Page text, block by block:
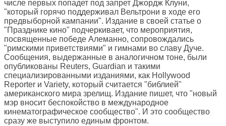
числе первых попадет под запрет Джордж Клуни,
"который горячо поддерживал Вельтрони в ходе его
предвыборной кампании". Издание в своей статье о
"Празднике кино" подчеркивает, что мероприятия,
посвященные победе Алеманно, сопровождались
"римскими приветствиями" и гимнами во славу Дуче.
Сообщения, выдержанные в аналогичном тоне, были
опубликованы Reuters, Guardian и такими
специализированными изданиями, как Hollywood
Reporter и Variety, который считается "библией"
американского мира зрелищ. Издание пишет, что "новый
мэр вносит беспокойство в международное
кинематографическое сообщество". И это сообщество
сразу же выступило единым фронтом.